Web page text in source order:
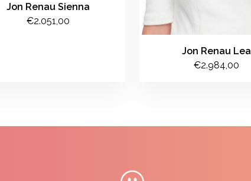
Jon Renau Sienna
€2.051,00
Jon Renau Lea
€2.984,00